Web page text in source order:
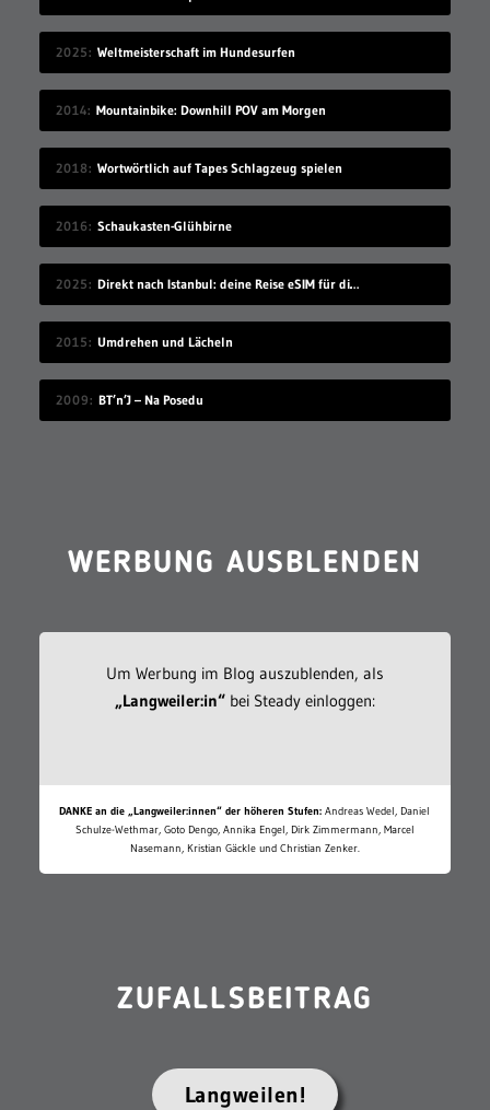
2025 Weltmeisterschaft im Hundesurfen
2014 Mountainbike: Downhill POV am Morgen
2018 Wortwörtlich auf Tapes Schlagzeug spielen
2016 Schaukasten-Glühbirne
2025 Direkt nach Istanbul: deine Reise eSIM für die Türkei
2015 Umdrehen und Lächeln
2009 BT’n’J – Na Posedu
WERBUNG AUSBLENDEN
Um Werbung im Blog auszublenden, als
„Langweiler:in“bei Steady einloggen:
DANKE an die „Langweiler:innen“ der höheren Stufen: Andreas Wedel, Daniel
Schulze-Wethmar, Goto Dengo, Annika Engel, Dirk Zimmermann, Marcel
Nasemann, Kristian Gäckle und Christian Zenker.
ZUFALLSBEITRAG
Langweilen!